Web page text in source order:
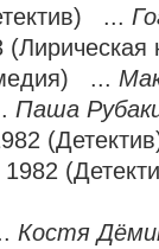
...
...
Паша
1982
Костя